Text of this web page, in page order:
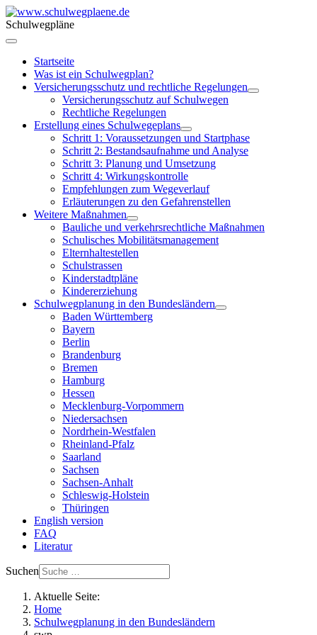
Schulwegpläne
Startseite
Was ist ein Schulwegplan?
Versicherungsschutz und rechtliche Regelungen
Versicherungsschutz auf Schulwegen
Rechtliche Regelungen
Erstellung eines Schulwegeplans
Schritt 1: Voraussetzungen und Startphase
Schritt 2: Bestandsaufnahme und Analyse
Schritt 3: Planung und Umsetzung
Schritt 4: Wirkungskontrolle
Empfehlungen zum Wegeverlauf
Erläuterungen zu den Gefahrenstellen
Weitere Maßnahmen
Bauliche und verkehrsrechtliche Maßnahmen
Schulisches Mobilitätsmanagement
Elternhaltestellen
Schulstrassen
Kinderstadtpläne
Kindererziehung
Schulwegplanung in den Bundesländern
Baden Württemberg
Bayern
Berlin
Brandenburg
Bremen
Hamburg
Hessen
Mecklenburg-Vorpommern
Niedersachsen
Nordrhein-Westfalen
Rheinland-Pfalz
Saarland
Sachsen
Sachsen-Anhalt
Schleswig-Holstein
Thüringen
English version
FAQ
Literatur
Suchen
Aktuelle Seite:
Home
Schulwegplanung in den Bundesländern